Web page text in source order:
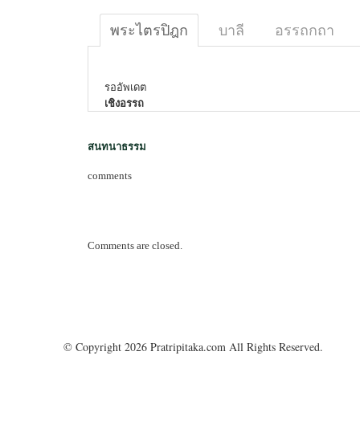
พระไตรปิฎก บาลี อรรถกถา
รออัพเดต
เชิงอรรถ
สนทนาธรรม
comments
Comments are closed.
© Copyright 2026 Pratripitaka.com All Rights Reserved.